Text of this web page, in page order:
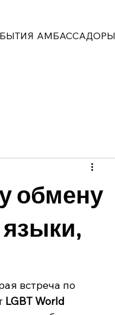
АМБАССАДОРЫ
обмену
встреча по
LGBT World